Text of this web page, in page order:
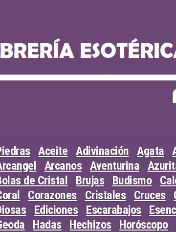
Aceite Adivinación Agata
Arcanos Aventurina
de Cristal
Brujas Budismo
Corazones Cristales Cruces
Ediciones Escarabajos
Hadas Hechizos Horóscopo